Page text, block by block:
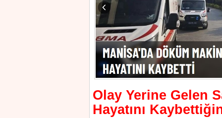
Olay Yerine Gelen
Hayatını